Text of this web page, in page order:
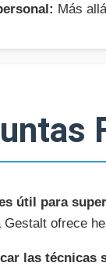
Más
útil para
Gestalt ofrece
las técnicas